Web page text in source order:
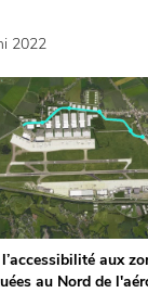
2022
aux
au Nord de